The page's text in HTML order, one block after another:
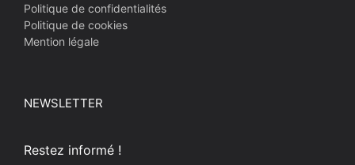
Politique de confidentialités
Politique de cookies
Mention légale
NEWSLETTER
Restez informé !